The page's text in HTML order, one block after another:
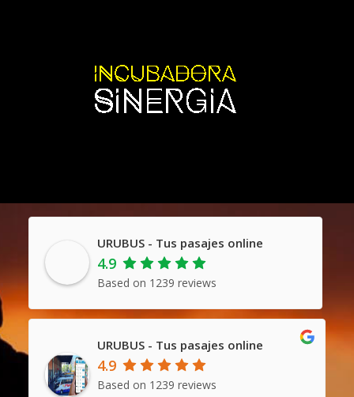
URUBUS - Tus pasajes online
4.9
Based on 1239 reviews
URUBUS - Tus pasajes online
4.9
Based on 1239 reviews